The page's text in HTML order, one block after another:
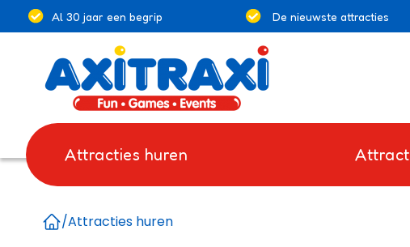
Al 30 jaar een begrip De nieuwste attracties
Attracties huren
/Attracties huren